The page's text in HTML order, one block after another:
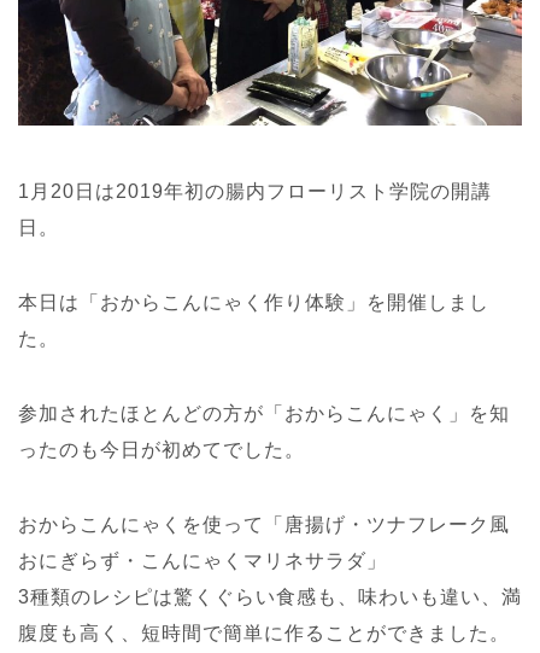
1月20日は2019年初の腸内フローリスト学院の開講
日。
本日は「おからこんにゃく作り体験」を開催しまし
た。
参加されたほとんどの方が「おからこんにゃく」を知
ったのも今日が初めてでした。
おからこんにゃくを使って「唐揚げ・ツナフレーク風
おにぎらず・こんにゃくマリネサラダ」
3種類のレシピは驚くぐらい食感も、味わいも違い、満
腹度も高く、短時間で簡単に作ることができました。